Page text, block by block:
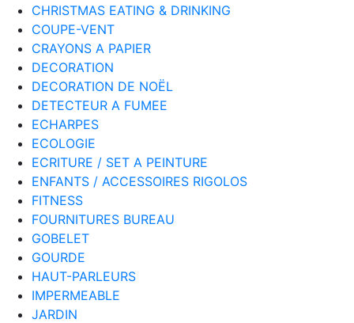
CHRISTMAS EATING & DRINKING
COUPE-VENT
CRAYONS A PAPIER
DECORATION
DECORATION DE NOËL
DETECTEUR A FUMEE
ECHARPES
ECOLOGIE
ECRITURE / SET A PEINTURE
ENFANTS / ACCESSOIRES RIGOLOS
FITNESS
FOURNITURES BUREAU
GOBELET
GOURDE
HAUT-PARLEURS
IMPERMEABLE
JARDIN